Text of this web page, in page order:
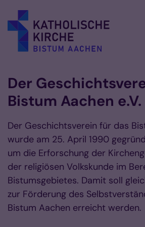
Der
Bistum Aachen e.V.
Der Geschichtsverein für das
wurde am 25. April 1990
um die Erforschung der
der religiösen Volkskunde im
Bistumsgebietes. Damit soll
zur Förderung des
Bistum Aachen erreicht werden.